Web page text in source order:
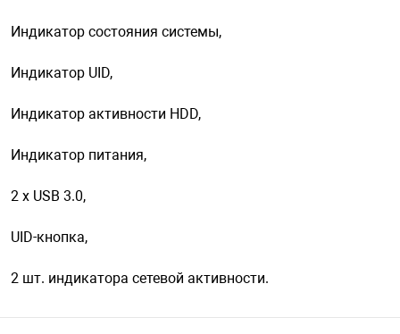
Индикатор состояния системы,
Индикатор UID,
Индикатор активности HDD,
Индикатор питания,
2 x USB 3.0,
UID-кнопка,
2 шт. индикатора сетевой активности.